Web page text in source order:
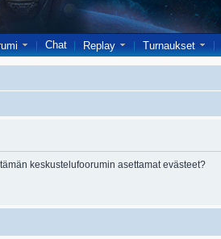
Chat Replay Turnaukset
keskustelufoorumin asettamat evästeet?